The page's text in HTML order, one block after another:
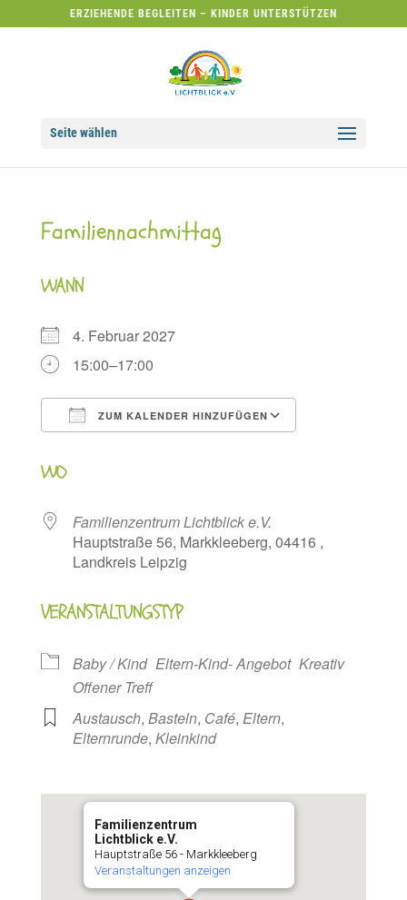
ERZIEHENDE BEGLEITEN – KINDER UNTERSTÜTZEN
Seite wählen
Familiennachmittag
WANN
4. Februar 2027
15:00–17:00
ZUM KALENDER HINZUFÜGEN
WO
Familienzentrum Lichtblick e.V.
Hauptstraße 56, Markkleeberg, 04416 ,
Landkreis Leipzig
VERANSTALTUNGSTYP
Baby / Kind Eltern-Kind- Angebot Kreativ
Offener Treff
Austausch, Basteln, Café, Eltern,
Elternrunde, Kleinkind
Familienzentrum
Lichtblick e.V.
Hauptstraße 56 - Markkleeberg
Veranstaltungen anzeigen